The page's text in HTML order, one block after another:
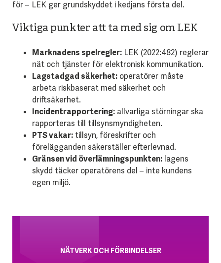
för – LEK ger grundskyddet i kedjans första del.
Viktiga punkter att ta med sig om LEK
Marknadens spelregler:LEK (2022:482) reglerar
nät och tjänster för elektronisk kommunikation.
Lagstadgad säkerhet:operatörer måste
arbeta riskbaserat med säkerhet och
driftsäkerhet.
Incidentrapportering:allvarliga störningar ska
rapporteras till tillsynsmyndigheten.
PTS vakar:tillsyn, föreskrifter och
förelägganden säkerställer efterlevnad.
Gränsen vid överlämningspunkten:lagens
skydd täcker operatörens del – inte kundens
egen miljö.
NÄTVERK OCH FÖRBINDELSER